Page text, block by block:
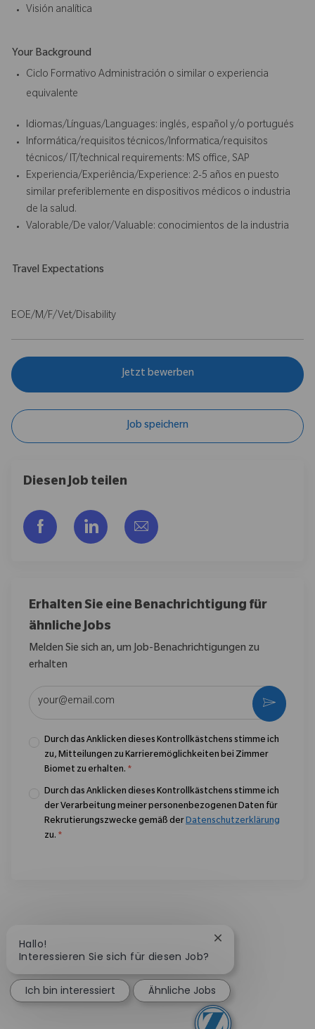
Visión analítica
Your Background
Ciclo Formativo Administración o similar o experiencia
equivalente
Idiomas/Línguas/Languages: inglés, español y/o portugués
Informática/requisitos técnicos/lnformatica/requisitos
técnicos/ IT/technical requirements: MS office, SAP
Experiencia/Experiência/Experience: 2-5 años en puesto
similar preferiblemente en dispositivos médicos o industria
de la salud.
Valorable/De valor/Valuable: conocimientos de la industria
Travel Expectations
EOE/M/F/Vet/Disability
Jetzt bewerben
Job speichern
Diesen Job teilen
Über Facebook teilen
Über LinkedIn teilen
Per E-Mail teilen
Erhalten Sie eine Benachrichtigung für
ähnliche Jobs
Melden Sie sich an, um Job-Benachrichtigungen zu
erhalten
Durch das Anklicken dieses Kontrollkästchens stimme ich
zu, Mitteilungen zu Karrieremöglichkeiten bei Zimmer
Biomet zu erhalten. *
Durch das Anklicken dieses Kontrollkästchens stimme ich
der Verarbeitung meiner personenbezogenen Daten für
Rekrutierungszwecke gemäß derDatenschutzerklärung
zu. *
Hallo!
Interessieren Sie sich für diesen Job?
Chatbot-
Ich bin interessiert Ähnliche Jobs